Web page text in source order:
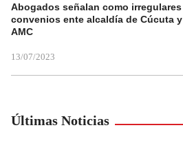
Abogados señalan como irregulares
convenios ente alcaldía de Cúcuta y
AMC
13/07/2023
Últimas Noticias